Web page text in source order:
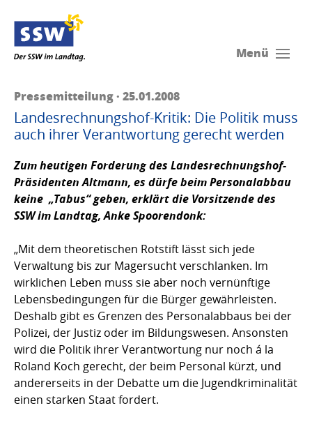
Menü
Pressemitteilung · 25.01.2008
Landesrechnungshof-Kritik: Die Politik muss
auch ihrer Verantwortung gerecht werden
Zum heutigen Forderung des Landesrechnungshof-
Präsidenten Altmann, es dürfe beim Personalabbau
keine „Tabus“ geben, erklärt die Vorsitzende des
SSW im Landtag,Anke Spoorendonk:
„Mit dem theoretischen Rotstift lässt sich jede
Verwaltung bis zur Magersucht verschlanken. Im
wirklichen Leben muss sie aber noch vernünftige
Lebensbedingungen für die Bürger gewährleisten.
Deshalb gibt es Grenzen des Personalabbaus bei der
Polizei, der Justiz oder im Bildungswesen. Ansonsten
wird die Politik ihrer Verantwortung nur noch á la
Roland Koch gerecht, der beim Personal kürzt, und
andererseits in der Debatte um die Jugendkriminalität
einen starken Staat fordert.